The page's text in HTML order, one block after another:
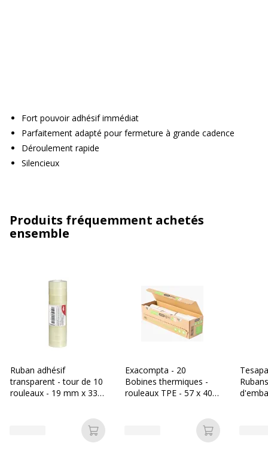
Fort pouvoir adhésif immédiat
Parfaitement adapté pour fermeture à grande cadence
Déroulement rapide
Silencieux
Produits fréquemment achetés
ensemble
Ruban adhésif
transparent - tour de 10
rouleaux - 19 mm x 33
Ajouter au panier
Exacompta - 20
Bobines thermiques -
rouleaux TPE - 57 x 40 x
Ajouter au